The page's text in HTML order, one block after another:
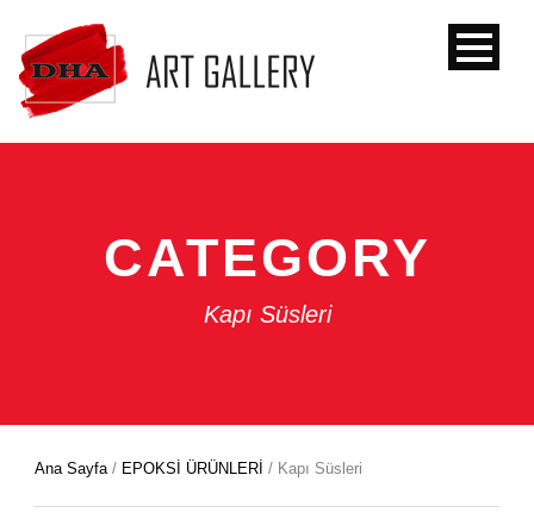
CATEGORY
Kapı Süsleri
Ana Sayfa/ EPOKSİ ÜRÜNLERİ / Kapı Süsleri